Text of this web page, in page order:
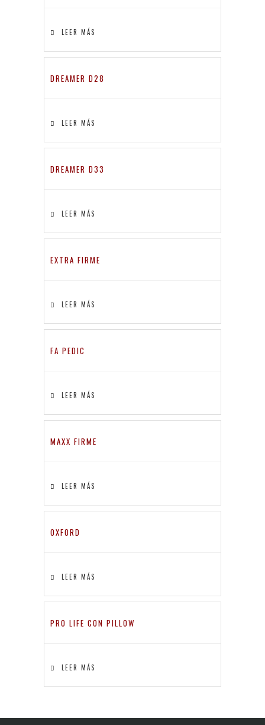
LEER MÁS
DREAMER D28
LEER MÁS
DREAMER D33
LEER MÁS
EXTRA FIRME
LEER MÁS
FA PEDIC
LEER MÁS
MAXX FIRME
LEER MÁS
OXFORD
LEER MÁS
PRO LIFE CON PILLOW
LEER MÁS